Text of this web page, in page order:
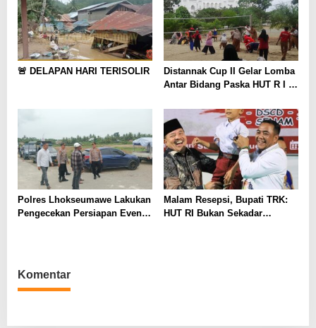
🚨 DELAPAN HARI TERISOLIR
Distannak Cup II Gelar Lomba
Antar Bidang Paska HUT R I 80
Polres Lhokseumawe Lakukan
Pengecekan Persiapan Event
Malam Resepsi, Bupati TRK:
HUT RI Bukan Sekadar
Komentar